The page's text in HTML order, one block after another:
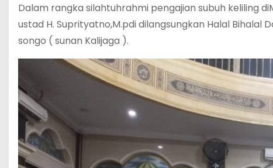
Dalam rangka silahtuhrahmi pengajian subuh keliling
ustad H. Suprityatno,M.pdi dilangsungkan Halal Bihalal
songo ( sunan Kalijaga ).